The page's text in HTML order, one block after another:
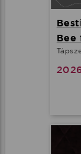
Bee